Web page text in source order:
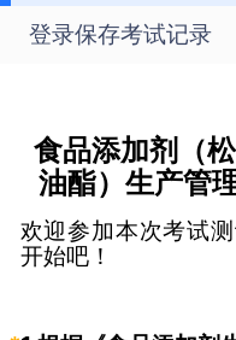
登录保存考试记录
食品添加剂（
油酯）生产管
欢迎参加本次考试
开始吧！